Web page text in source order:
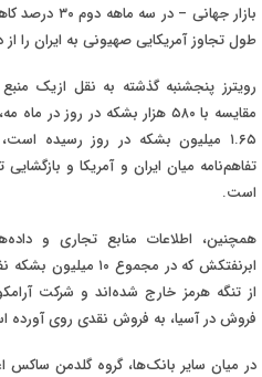
بازار جهانی
طول تجاوز آمریکایی صهیونی به ایران را
رویترز پنجشنبه گذشته به نقل ازیک
مقایسه با ۵۸۰ هزار بشکه در روز
۱.۶۵ میلیون بشکه در روز رسیده
تفاهم‌نامه میان ایران و آمریکا و
است.
همچنین، اطلاعات منابع تجاری و
ابرنفتکش که در
از تنگه هرمز خارج شده‌اند و شرکت
فروش در آسیا، به فروش نقدی روی آورده
در میان سایر بانک‌ها، گروه گلدمن ساکس